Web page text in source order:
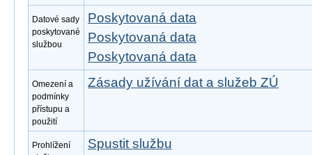
Datové sady
poskytované
službou
Poskytovaná data
Poskytovaná data
Poskytovaná data
Omezení a
podmínky
přístupu a
použití
Zásady užívání dat a služeb ZÚ
Prohlížení
Spustit službu